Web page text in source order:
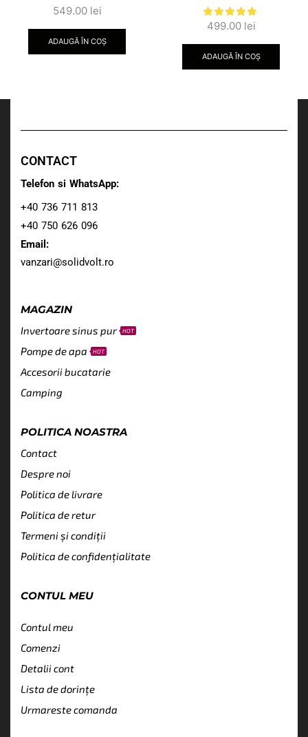
549.00 lei
ADAUGĂ ÎN COȘ
499.00 lei
ADAUGĂ ÎN COȘ
CONTACT
Telefon si WhatsApp:
+40 736 711 813
+40 750 626 096
Email:
vanzari@solidvolt.ro
MAGAZIN
Invertoare sinus pur HOT
Pompe de apa HOT
Accesorii bucatarie
Camping
POLITICA NOASTRA
Contact
Despre noi
Politica de livrare
Politica de retur
Termeni și condiții
Politica de confidențialitate
CONTUL MEU
Contul meu
Comenzi
Detalii cont
Lista de dorințe
Urmareste comanda